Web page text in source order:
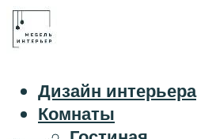
Дизайн интерьера
Комнаты